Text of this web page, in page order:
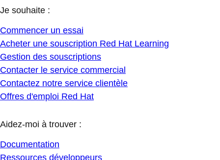
Je souhaite :
Commencer un essai
Acheter une souscription Red Hat Learning
Gestion des souscriptions
Contacter le service commercial
Contactez notre service clientèle
Offres d'emploi Red Hat
Aidez-moi à trouver :
Documentation
Ressources développeurs